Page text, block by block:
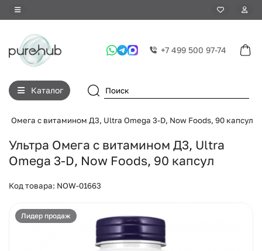
+7 499 500 97-74
Каталог
Омега с витамином Д3, Ultra Omega 3-D, Now Foods, 90 капсул
Ультра Омега с витамином Д3, Ultra
Omega 3-D, Now Foods, 90 капсул
Код товара: NOW-01663
Лидер продаж